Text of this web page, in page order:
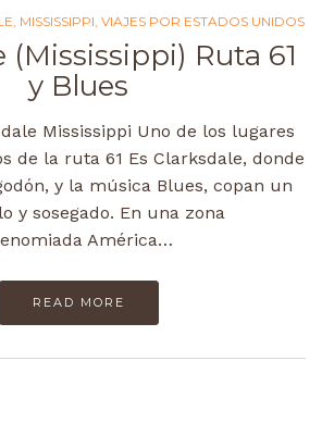
MISSISSIPPI VIAJES POR ESTADOS UNIDOS
(Mississippi) Ruta 61
y Blues
Mississippi Uno de los lugares
de la ruta 61 Es Clarksdale, donde
y la música Blues, copan un
y sosegado. En una zona
América…
READ MORE